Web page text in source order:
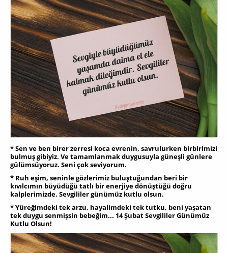
* Sen ve ben birer zerresi koca evrenin, savrulurken birbirimizi
bulmuş gibiyiz. Ve tamamlanmak duygusuyla güneşli günlere
gülümsüyoruz. Seni çok seviyorum.
* Ruh eşim, seninle gözlerimiz buluştuğundan beri bir
kıvılcımın büyüdüğü tatlı bir enerjiye dönüştüğü doğru
kalplerimizde. Sevgililer günümüz kutlu olsun.
* Yüreğimdeki tek arzu, hayalimdeki tek tutku, beni yaşatan
tek duygu senmişsin bebeğim... 14 Şubat Sevgililer Günümüz
Kutlu Olsun!